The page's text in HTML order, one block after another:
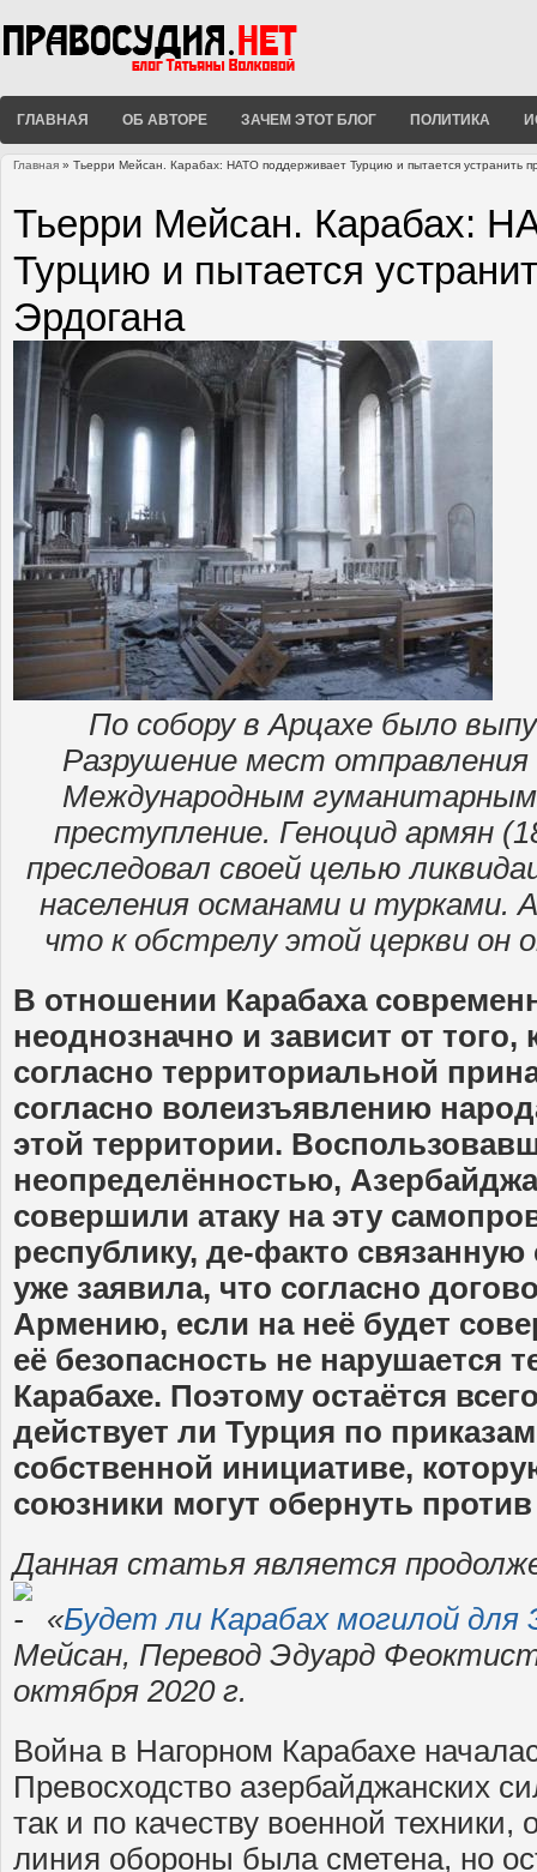
ГЛАВНАЯ ОБ АВТОРЕ ЗАЧЕМ ЭТОТ БЛОГ ПОЛИТИКА
Главная » Тьерри Мейсан. Карабах: НАТО поддерживает Турцию и пытается устранить
Тьерри Мейсан. Карабах:
Турцию и пытается
Эрдогана
По собору в Арцахе было
Разрушение мест
Международным гуманитарным
преступление. Геноцид армян
преследовал своей целью
населения османами и турками.
что к обстрелу этой церкви он
В отношении Карабаха
неоднозначно и зависит от того,
согласно территориальной
согласно волеизъявлению
этой территории.
неопределённостью,
совершили атаку на эту
республику, де-факто
уже заявила, что согласно
Армению, если на неё будет
её безопасность не нарушается
Карабахе. Поэтому остаётся
действует ли Турция по
собственной инициативе,
союзники могут обернуть против
Данная статья является
«Будет ли Карабах могилой для
Мейсан, Перевод Эдуард
октября 2020 г.
Война в Нагорном Карабахе
Превосходство азербайджанских
так и по качеству военной
линия обороны была сметена, но